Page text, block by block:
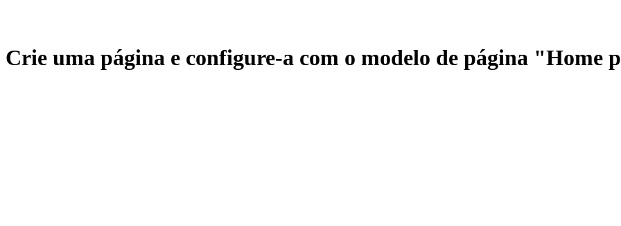
Crie uma página e configure-a com o modelo de página "Home